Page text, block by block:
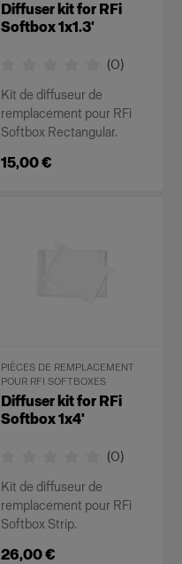
Diffuser kit for RFi
Softbox 1x1.3'
(0)
Kit de diffuseur de
remplacement pour RFi
Softbox Rectangular.
15,00 €
PIÈCES DE REMPLACEMENT
POUR RFI SOFTBOXES
Diffuser kit for RFi
Softbox 1x4'
(0)
Kit de diffuseur de
remplacement pour RFi
Softbox Strip.
26,00 €